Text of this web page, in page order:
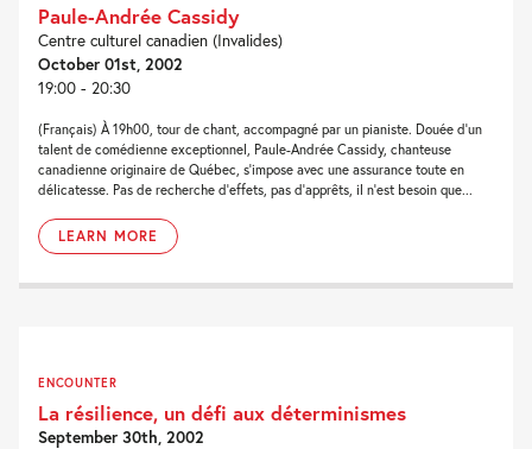
Paule-Andrée Cassidy
Centre culturel canadien (Invalides)
October 01st, 2002
19:00 - 20:30
(Français) À 19h00, tour de chant, accompagné par un pianiste. Douée d'un
talent de comédienne exceptionnel, Paule-Andrée Cassidy, chanteuse
canadienne originaire de Québec, s'impose avec une assurance toute en
délicatesse. Pas de recherche d'effets, pas d'apprêts, il n'est besoin que...
LEARN MORE
ENCOUNTER
La résilience, un défi aux déterminismes
September 30th, 2002